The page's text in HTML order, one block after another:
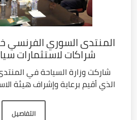
المنتدى السوري الفرنسي
شراكات لاستثمارات
شاركت وزارة السياحة في
الذي أقيم برعاية وإشراف هيئة
التفاصيل